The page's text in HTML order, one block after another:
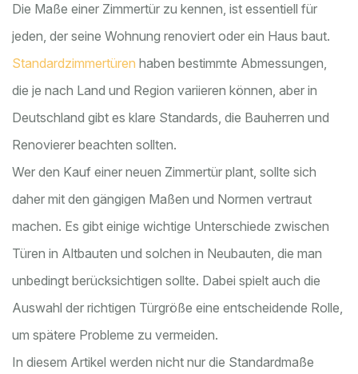
Die Maße einer Zimmertür zu kennen, ist essentiell für
jeden, der seine Wohnung renoviert oder ein Haus baut.
Standardzimmertüren haben bestimmte Abmessungen,
die je nach Land und Region variieren können, aber in
Deutschland gibt es klare Standards, die Bauherren und
Renovierer beachten sollten.
Wer den Kauf einer neuen Zimmertür plant, sollte sich
daher mit den gängigen Maßen und Normen vertraut
machen. Es gibt einige wichtige Unterschiede zwischen
Türen in Altbauten und solchen in Neubauten, die man
unbedingt berücksichtigen sollte. Dabei spielt auch die
Auswahl der richtigen Türgröße eine entscheidende Rolle,
um spätere Probleme zu vermeiden.
In diesem Artikel werden nicht nur die Standardmaße